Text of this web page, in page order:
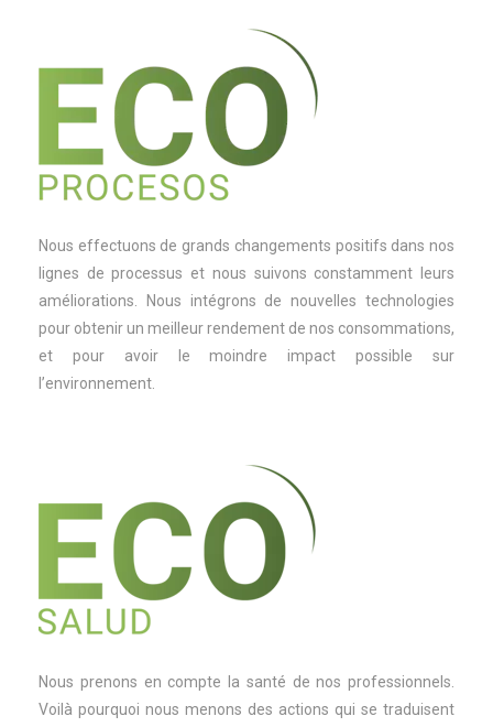
Nous effectuons de grands changements positifs dans nos
lignes de processus et nous suivons constamment leurs
améliorations. Nous intégrons de nouvelles technologies
pour obtenir un meilleur rendement de nos consommations,
et pour avoir le moindre impact possible sur
l’environnement.
Nous prenons en compte la santé de nos professionnels.
Voilà pourquoi nous menons des actions qui se traduisent